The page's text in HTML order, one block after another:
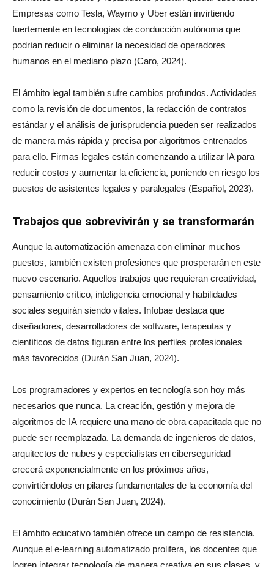
Empresas como Tesla, Waymo y Uber están invirtiendo
fuertemente en tecnologías de conducción autónoma que
podrían reducir o eliminar la necesidad de operadores
humanos en el mediano plazo (Caro, 2024).
El ámbito legal también sufre cambios profundos. Actividades
como la revisión de documentos, la redacción de contratos
estándar y el análisis de jurisprudencia pueden ser realizados
de manera más rápida y precisa por algoritmos entrenados
para ello. Firmas legales están comenzando a utilizar IA para
reducir costos y aumentar la eficiencia, poniendo en riesgo los
puestos de asistentes legales y paralegales (Español, 2023).
Trabajos que sobrevivirán y se transformarán
Aunque la automatización amenaza con eliminar muchos
puestos, también existen profesiones que prosperarán en este
nuevo escenario. Aquellos trabajos que requieran creatividad,
pensamiento crítico, inteligencia emocional y habilidades
sociales seguirán siendo vitales. Infobae destaca que
diseñadores, desarrolladores de software, terapeutas y
científicos de datos figuran entre los perfiles profesionales
más favorecidos (Durán San Juan, 2024).
Los programadores y expertos en tecnología son hoy más
necesarios que nunca. La creación, gestión y mejora de
algoritmos de IA requiere una mano de obra capacitada que no
puede ser reemplazada. La demanda de ingenieros de datos,
arquitectos de nubes y especialistas en ciberseguridad
crecerá exponencialmente en los próximos años,
convirtiéndolos en pilares fundamentales de la economía del
conocimiento (Durán San Juan, 2024).
El ámbito educativo también ofrece un campo de resistencia.
Aunque el e-learning automatizado prolifera, los docentes que
logren integrar tecnología de manera creativa en sus clases, y